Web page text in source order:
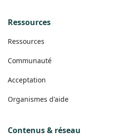
Ressources
Ressources
Communauté
Acceptation
Organismes d'aide
Contenus & réseau